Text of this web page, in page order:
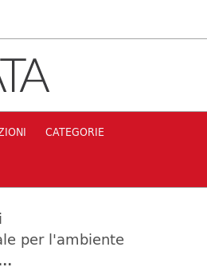
CATEGORIE
per l'ambiente